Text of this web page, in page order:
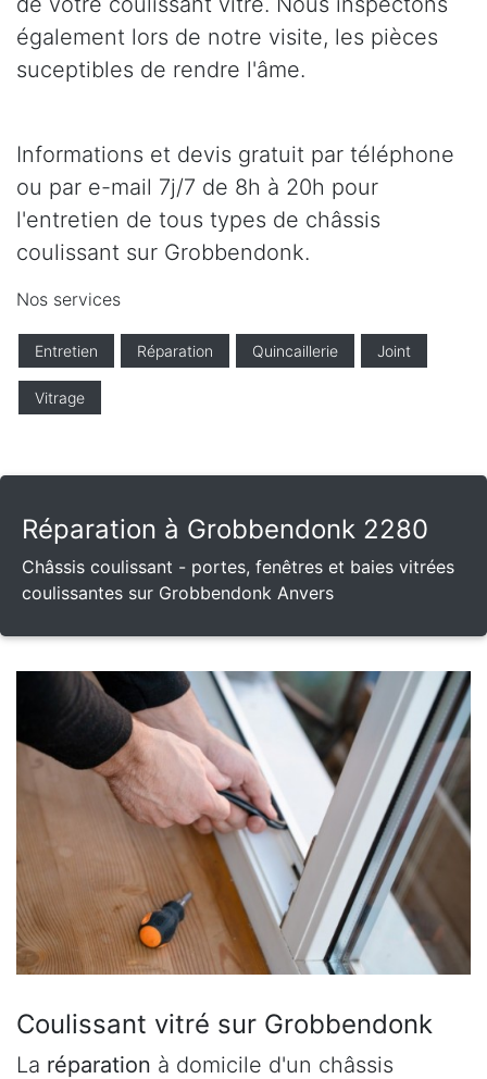
également lors de notre visite, les pièces
suceptibles de rendre l'âme.
Informations et devis gratuit par téléphone
ou par e-mail 7j/7 de 8h à 20h pour
l'entretien de tous types de châssis
coulissant sur Grobbendonk.
Nos services
Entretien Réparation Quincaillerie Joint
Vitrage
Réparation à Grobbendonk 2280
Châssis coulissant - portes, fenêtres et baies vitrées
coulissantes sur Grobbendonk Anvers
Coulissant vitré sur Grobbendonk
La réparation à domicile d'un châssis